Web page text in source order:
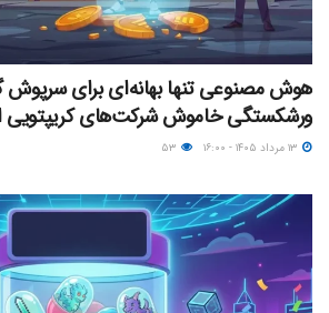
هوش مصنوعی تنها بهانه‌ای برای سرپوش
ورشکستگی خاموش شرکت‌های